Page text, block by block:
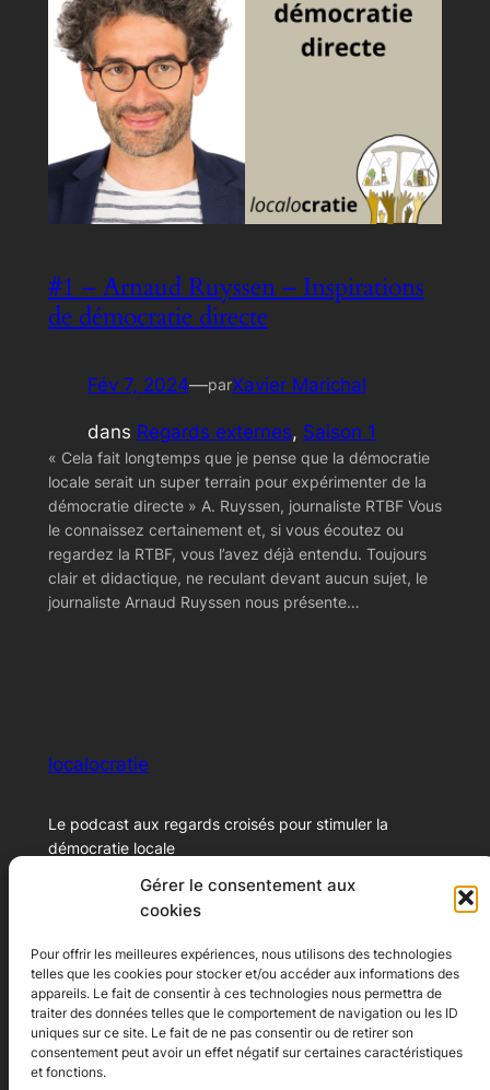
Gérer le consentement aux
cookies
Pour offrir les meilleures expériences, nous utilisons des technologies
telles que les cookies pour stocker et/ou accéder aux informations des
appareils. Le fait de consentir à ces technologies nous permettra de
traiter des données telles que le comportement de navigation ou les ID
uniques sur ce site. Le fait de ne pas consentir ou de retirer son
consentement peut avoir un effet négatif sur certaines caractéristiques
et fonctions.
#1 – Arnaud Ruyssen – Inspirations
de démocratie directe
Fév 7, 2024—parXavier Marichal
dans Regards externes, Saison 1
« Cela fait longtemps que je pense que la démocratie
locale serait un super terrain pour expérimenter de la
démocratie directe » A. Ruyssen, journaliste RTBF Vous
le connaissez certainement et, si vous écoutez ou
regardez la RTBF, vous l’avez déjà entendu. Toujours
clair et didactique, ne reculant devant aucun sujet, le
journaliste Arnaud Ruyssen nous présente…
localocratie
Le podcast aux regards croisés pour stimuler la
démocratie locale
© 2024 – Xavier Marichal
Ecoutez le podcast
Youtube
Spotify
Apple Podcast
A propos
A propos
Contact